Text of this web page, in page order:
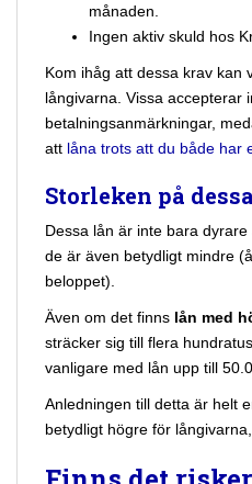
månaden.
Ingen aktiv skuld hos
Kom ihåg att dessa krav kan
långivarna. Vissa accepterar
betalningsanmärkningar,
att låna trots att du både har
Storleken på
Dessa lån är inte bara
de är även betydligt mindre
beloppet).
Även om det finns lån med
sträcker sig till flera
vanligare med lån upp till
Anledningen till detta är helt
betydligt högre för